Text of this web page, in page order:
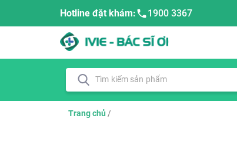
Hotline đặt khám: 1900 3367
Trang chủ /